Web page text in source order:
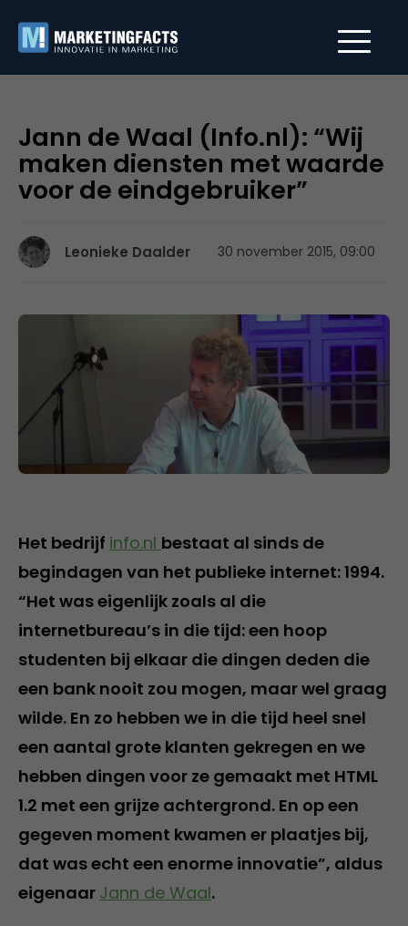
Jann de Waal (Info.nl): “Wij
maken diensten met waarde
voor de eindgebruiker”
Leonieke Daalder 30 november 2015, 09:00
Het bedrijf info.nl bestaat al sinds de
begindagen van het publieke internet: 1994.
“Het was eigenlijk zoals al die
internetbureau’s in die tijd: een hoop
studenten bij elkaar die dingen deden die
een bank nooit zou mogen, maar wel graag
wilde. En zo hebben we in die tijd heel snel
een aantal grote klanten gekregen en we
hebben dingen voor ze gemaakt met HTML
1.2 met een grijze achtergrond. En op een
gegeven moment kwamen er plaatjes bij,
dat was echt een enorme innovatie”, aldus
eigenaar Jann de Waal.